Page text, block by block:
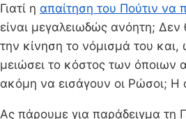
Γιατί η απαίτηση του Πούτιν να
είναι μεγαλειωδώς ανόητη; Δεν
την κίνηση το νόμισμά του
μειώσει το κόστος των όποιων
ακόμη να εισάγουν οι Ρώσοι; Η
Ας πάρουμε για παράδειγμα τη